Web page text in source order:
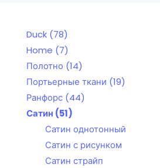
Duck (78)
Home (7)
Полотно (14)
Портьерные ткани (19)
Ранфорс (44)
Сатин (51)
Сатин однотонный
Сатин с рисунком
Сатин страйп